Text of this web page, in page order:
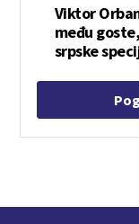
Viktor
među
srpske